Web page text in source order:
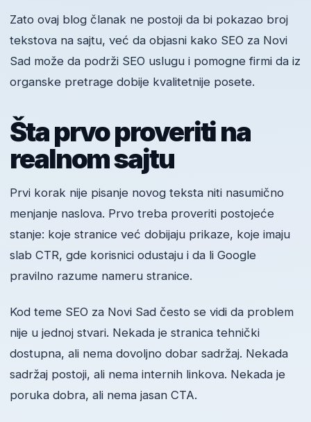
Zato ovaj blog članak ne postoji da bi pokazao broj
tekstova na sajtu, već da objasni kako SEO za Novi
Sad može da podrži SEO uslugu i pomogne firmi da iz
organske pretrage dobije kvalitetnije posete.
Šta prvo proveriti na
realnom sajtu
Prvi korak nije pisanje novog teksta niti nasumično
menjanje naslova. Prvo treba proveriti postojeće
stanje: koje stranice već dobijaju prikaze, koje imaju
slab CTR, gde korisnici odustaju i da li Google
pravilno razume nameru stranice.
Kod teme SEO za Novi Sad često se vidi da problem
nije u jednoj stvari. Nekada je stranica tehnički
dostupna, ali nema dovoljno dobar sadržaj. Nekada
sadržaj postoji, ali nema internih linkova. Nekada je
poruka dobra, ali nema jasan CTA.